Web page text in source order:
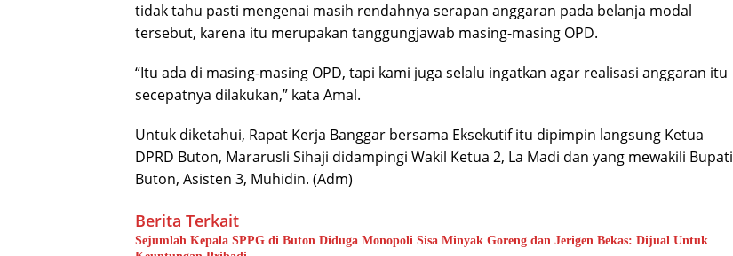
tidak tahu pasti mengenai masih rendahnya serapan anggaran pada belanja modal
tersebut, karena itu merupakan tanggungjawab masing-masing OPD.
“Itu ada di masing-masing OPD, tapi kami juga selalu ingatkan agar realisasi anggaran itu
secepatnya dilakukan,” kata Amal.
Untuk diketahui, Rapat Kerja Banggar bersama Eksekutif itu dipimpin langsung Ketua
DPRD Buton, Mararusli Sihaji didampingi Wakil Ketua 2, La Madi dan yang mewakili Bupati
Buton, Asisten 3, Muhidin. (Adm)
Berita Terkait
Sejumlah Kepala SPPG di Buton Diduga Monopoli Sisa Minyak Goreng dan Jerigen Bekas: Dijual Untuk